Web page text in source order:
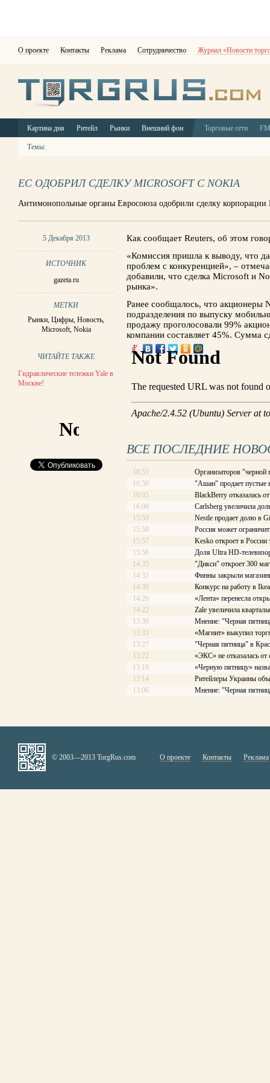
О проекте Контакты Реклама Сотрудничество Журнал «Новости
Картина дня Ритейл Рынки Внешний фон Торговые сети
Темы:
ЕС ОДОБРИЛ СДЕЛКУ MICROSOFT С NOKIA
Антимонопольные органы Евросоюза одобрили сделку
5 Декабря 2013
ИСТОЧНИК
gazeta.ru
МЕТКИ
Рынки,Цифры,Новость,
Microsoft, Nokia
ЧИТАЙТЕ ТАКЖЕ
Гидравлические тележки Yale в
Москве!
Как сообщает Reuters, об этом
«Комиссия пришла к выводу, что
проблем с конкуренцией», –
добавили, что сделка Microsoft и
рынка».
Ранее сообщалось, что акционеры
подразделения по выпуску
продажу проголосовали 99%
компании составляет 45%. Сумма
ВСЕ ПОСЛЕДНИЕ
18:55
Организаторов
16:50
"Ашан" продает пустые
16:05
BlackBerry отказалась
16:00
Carlsberg увеличила
15:59
Nestle продает долю в
15:58
Россия может
15:57
Kesko откроет в России
15:56
Доля Ultra HD-
14:35
"Дикси" откроет 300
14:32
Финны закрыли
14:30
Конкурс на работу в
14:26
«Лента» перенесла
14:22
Zale увеличила
13:36
Мнение: "Черная
13:33
«Магнит» выкупил
13:27
"Черная пятница" в
13:22
«ЭКС» не отказалась от
13:18
«Черную пятницу»
13:14
Ритейлеры Украины
13:06
Мнение: "Черная
© 2003—2013 TorgRus.com О проекте Контакты Реклама